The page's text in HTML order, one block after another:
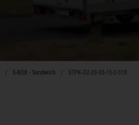
S-BOX - Sandwich STPK-O2-20-30-15-2-S18